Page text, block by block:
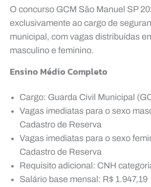
O concurso GCM São Manuel SP
exclusivamente ao cargo de
municipal, com vagas distribuídas
masculino e feminino.
Ensino Médio Completo
Cargo: Guarda Civil Municipal
Vagas imediatas para o sexo
Cadastro de Reserva
Vagas imediatas para o sexo
Cadastro de Reserva
Requisito adicional: CNH
Salário base mensal: R$ 1.947,19